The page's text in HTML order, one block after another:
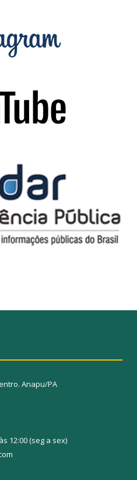
Anapu/PA
12:00 (seg a sex)